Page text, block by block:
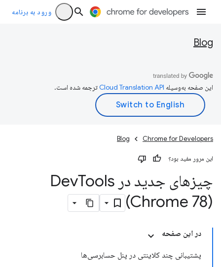
ورود به برنامه
Blog
این صفحه به‌وسیله ترجمه شده است.
Chrome for Developers
Blog
این مرور مفید بود؟
چیزهای جدید در Dev Tools
(Chrome 78)
در این صفحه
پشتیبانی چند کلاینتی در پنل حسابرسی‌ها